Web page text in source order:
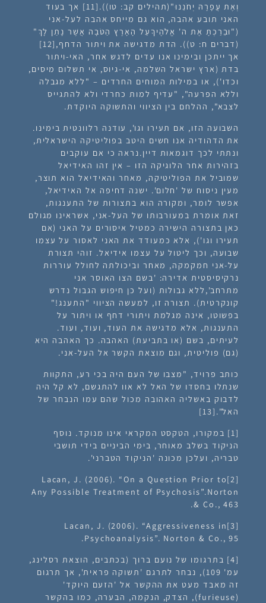
וְאֶת עֲפָרָהּ יְחֹנֵנוּ"(תהילים קב: טו)). [11]
אך בעוד
האני תובע אהבה, הוא גם מייחס אהבה לעל-אני
("וּבֵרַכְתָּ אֶת ה' אֱלֹהֶיךָעַל הָאָרֶץ הַטֹּבָה אֲשֶׁר נָתַן לָךְ"
(דברים ח: ט)). הדת מדגישה את ויתור הדחף,[12]
אך ייתכן ובימינו אנו עדים לדגש אחר, האי-ויתור
בדת (ארץ ישראל השלמה, אי-גיוס, אי תשלום מיסים,
וכדו'), או במילות המוחים החרדים – "ללא מגבלה
וללא הפרעה", "עדיף למות כחרדי ולא להתגייס
לצבא", ההלחם בין הציווי והתשוקה היוקדת.
השבועה הזו, אם תעירו וגו', עודנה רלוונטית בימינו.
את הדהודיה אנו חשים היטב בפוליטיקה הישראלית,
ונתתי לכך דוגמאות דיין.נראה כי אם עוקבים
בזהירות אחר הלוגיקה הזו – אין זהו האידיאל
שמוביל את הפוליטיקה, מאחר והאידיאל הוא תוצר,
מעין ניסוח של 'חלום'. ישנה דחיפה אל האידיאל,
אפשר לומר, ומקורה הוא בתצורות של התענגות,
זאת אומרת במעורבותו של העל-אני, אשראינו מגולם
כאן בתצורה הישירה כמטיל איסורים על האני (אם
תעירו וגו'), אלא כמעודד את האני לאסור על עצמו
שבועה, וכך ליטול על עצמו אידיאל. זוהי תצורת
על-אני חמקמקה, מאחר וביכולתה לחולל עוררות
נרקיסיסטית אדירה: 'בשם הצו האוסר אני
מתרחב',ללא גבולות (ועל כן חיפוש הגבול נדרש
קונקרטית). תצורה זו, למעשה הציווי "התענג!"
בפשוטו, אינה מגלמת ויתורי דחף או ויתור על
התענגות, אלא מדגישה את העוד, ועוד, ועוד.
לעיתים, בשם (או בתביעת) האהבה. כך האהבה היא
(גם) פוליטית, וגם מוצאת הקשר אל העל-אני.
כותב פרויד, "מצבו של העם היה בכי רע, התקוות
שנתלו בחסדו של האל לא אוו להתגשם, לא קל היה
לדבוק באשליה האהובה מכול שהם עמו הנבחר של
האל". [13]
[1]
במקורו, הטקסט המקראי אינו מנוקד. נוסף
הניקוד בשלב מאוחר, בימי הביניים בידי תושבי
טבריה, ועלכן מכונה 'הניקוד הטברני'.
[2]
Lacan, J. (2006). “On a Question Prior to
Any Possible Treatment of Psychosis”.Norton
& Co., 463.
[3]
Lacan, J. (2006). “Aggressiveness in
Psychoanalysis”. Norton & Co., 95.
[4]
בתרגומו של נועם ברוך (בכתבים, הוצאת רסלינג,
עמ' 109), נבחר לתרגם 'תשוקה פראית', אך תרגום
זה מאבד מעט את ההקשר אל 'הזעם היוקד'
(furieuse), הצדק, הנקמה, הבערה, כמו בהקשר